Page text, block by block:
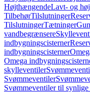
HøjthængendeLavt- og
TilbehørTilslutninger
TilslutningerTætninger
vandbegrænsere
indbygningscisterner
indbygningscisterner
Omega
skylleventiler
Svømmeventiler
Svømmeventiler til synlige